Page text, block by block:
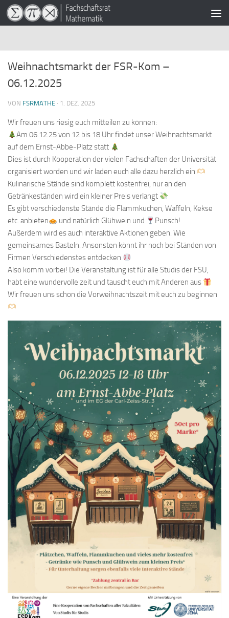
Zum Inhalt springen
Weihnachtsmarkt der FSR-Kom –
06.12.2025
VON FSRMATHE · 1. DEZ. 2025
Wir freuen uns riesig euch mitteilen zu können:
Am 06.12.25 von 12 bis 18 Uhr findet unser Weihnachtsmarkt
auf dem Ernst-Abbe-Platz statt
Dies ist durch Kooperation der vielen Fachschaften der Universität
organisiert worden und wir laden euch alle dazu herzlich ein
Kulinarische Stände sind komplett kostenfrei, nur an den
Getränkeständen wird ein kleiner Preis verlangt
Es gibt verschiedenste Stände die Flammkuchen, Waffeln, Kekse
etc. anbieten
und natürlich Glühwein und
Punsch!
Außerdem wird es auch interaktive Aktionen geben. Wie
gemeinsames Basteln. Ansonsten könnt ihr noch bei Ständen von
Firmen Verschiedenstes entdecken
Also komm vorbei! Die Veranstaltung ist für alle Studis der FSU,
habt eine wundervolle zeit und tauscht euch mit Anderen aus
Wir freuen uns schon die Vorweihnachtszeit mit euch zu beginnen